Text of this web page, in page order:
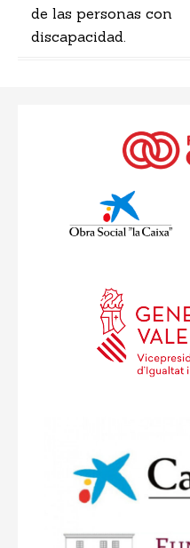
de las personas con
discapacidad.